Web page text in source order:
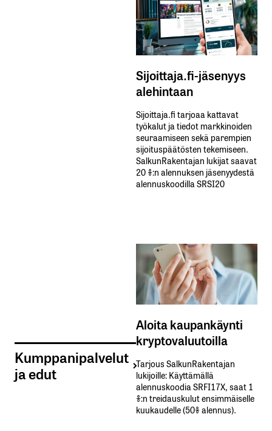
Kumppanipalvelut
ja edut
Sijoittaja.fi-jäsenyys
alehintaan
Sijoittaja.fi tarjoaa kattavat
työkalut ja tiedot markkinoiden
seuraamiseen sekä parempien
sijoituspäätösten tekemiseen.
SalkunRakentajan lukijat saavat
20 %:n alennuksen jäsenyydestä
alennuskoodilla SRSI20
Aloita kaupankäynti
kryptovaluutoilla
Tarjous SalkunRakentajan
lukijoille: Käyttämällä​ ​
alennuskoodia​ ​SRFI17X,​ ​saat​ ​1
%:n treidauskulut​ ​ensimmäiselle​ ​
kuukaudelle​ ​(50%​ ​alennus).